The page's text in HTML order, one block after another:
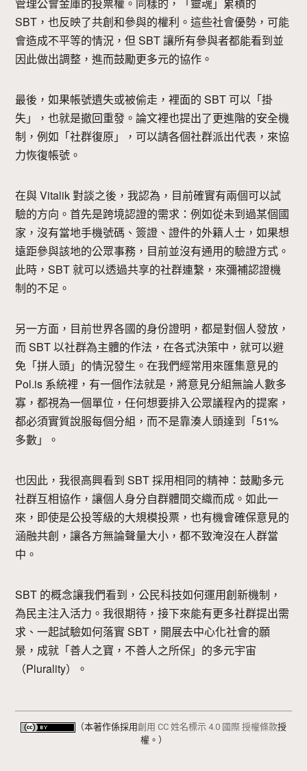
管理公會金庫的投票權。同樣的，「靈魂」累積的
SBT，也反映了共創和參與的權利。這些社會優勢，可能
會造成不平等的情況，但 SBT 讓所有參與者都能看到並
因此做出調整，進而鼓勵更多元的協作。
最後，如果帳號遺失或被偷走，裡面的 SBT 可以「掛
失」，也就是撤回重發。論文裡也提出了更進階的安全機
制，例如「社群復原」，可以請各個社群派出代表，來協
力恢復帳號。
在與 Vitalik 對談之後，我認為，目前確實有兩個可以試
驗的方向。首先是跨境認證的需求：例如從未到過某個國
家，沒有當地手機號碼、簽證、證件的外籍人士，如果想
遠距參與該地的公眾事務，目前並沒有通用的驗證方式。
此時，SBT 就可以透過共享的社群連繫，來彌補認證機
制的不足。
另一方面，目前世界各國的身份證明，都是對個人發放，
而 SBT 以社群為主體的作法，在各式決策中，就可以避
免「拼人頭」的情況發生。在我們經常用來匯集意見的
Pol.is 系統裡，有一個作法就是，將意見分組無論人數多
寡，都視為一個單位，任何想要排入公眾議程內的提案，
都必須實質說服每個分組，而不是靠湊人頭達到「51%
多數」。
也因此，我很高興看到 SBT 採用相同的精神：鼓勵多元
社群互相協作，讓個人身分自群體間交織而成。如此一
來，即使是公投等級的大規模投票，也有機會確保意見的
涵融共創，讓各方無論聲量大小，都不致淹沒在人群當
中。
SBT 的概念讓我們看到，公民科技如何運用創新機制，
為民主注入活力。我很期待，接下來能有更多社群提出需
求、一起試驗如何落實 SBT，開展去中心化社會的願
景，成就「善人之寶，不善人之所保」的多元宇宙
（Plurality）。
（本著作係採用創用 CC 姓名標示 4.0 國際 授權條款授
權。）